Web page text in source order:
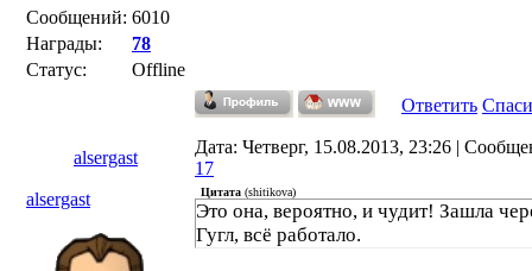
Сообщений: 6010
Награды:
78
Статус:
Offline
Ответить
alsergast
Дата: Четверг, 15.08.2013, 23:26 |
17
alsergast
Цитата (shitikova)
Это она, вероятно, и чудит! Зашла
Гугл, всё работало.